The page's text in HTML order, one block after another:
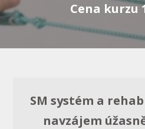
Cena kurzu
SM systém a
navzájem